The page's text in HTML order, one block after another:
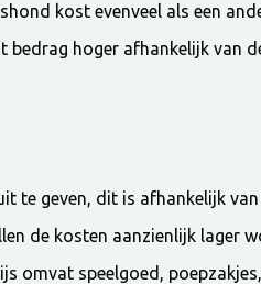
kost evenveel als een
bedrag hoger afhankelijk van
te geven, dit is afhankelijk
de kosten aanzienlijk lager
omvat speelgoed,